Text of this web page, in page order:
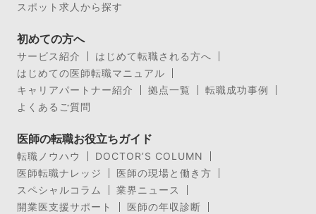
スポット求人から探す
初めての方へ
サービス紹介
はじめて転職される方へ
はじめての医師転職マニュアル
キャリアパートナー紹介
拠点一覧
転職成功事例
よくあるご質問
医師の転職お役立ちガイド
転職ノウハウ
DOCTOR’S COLUMN
医師転職ナレッジ
医師の現場と働き方
スペシャルコラム
業界ニュース
開業医支援サポート
医師の年収診断